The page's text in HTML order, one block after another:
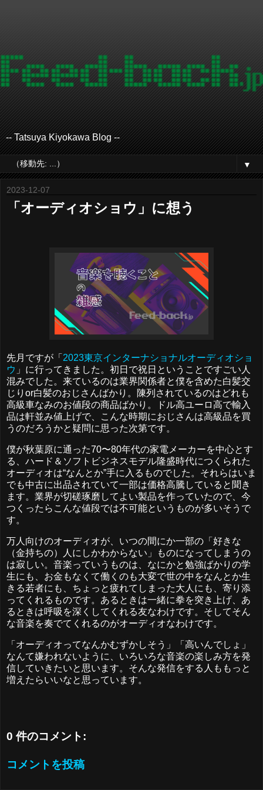
-- Tatsuya Kiyokawa Blog --
▼
2023-12-07
「オーディオショウ」に想う
先月ですが「 2023東京インターナショナルオーディオショ
ウ 」に行ってきました。初日で祝日ということですごい人
混みでした。来ているのは業界関係者と僕を含めた白髪交
じりor白髪のおじさんばかり。陳列されているのはどれも
高級車なみのお値段の商品ばかり。ドル高ユーロ高で輸入
品は軒並み値上げで、こんな時期におじさんは高級品を買
うのだろうかと疑問に思った次第です。
僕が秋葉原に通った70〜80年代の家電メーカーを中心とす
る、ハード＆ソフトビジネスモデル隆盛時代につくられた
オーディオは“なんとか”手に入るものでした。それらはいま
でも中古に出品されていて一部は価格高騰していると聞き
ます。業界が切磋琢磨してよい製品を作っていたので、今
つくったらこんな値段では不可能というものが多いそうで
す。
万人向けのオーディオが、いつの間にか一部の「好きな
（金持ちの）人にしかわからない」ものになってしまうの
は寂しい。音楽っていうものは、なにかと勉強ばかりの学
生にも、お金もなくて働くのも大変で世の中をなんとか生
きる若者にも、ちょっと疲れてしまった大人にも、寄り添
ってくれるものです。あるときは一緒に拳を突き上げ、あ
るときは呼吸を深くしてくれる友なわけです。そしてそん
な音楽を奏でてくれるのがオーディオなわけです。
「オーディオってなんかむずかしそう」「高いんでしょ」
なんて嫌われないように、いろいろな音楽の楽しみ方を発
信していきたいと思います。そんな発信をする人ももっと
増えたらいいなと思っています。
0 件のコメント:
コメントを投稿